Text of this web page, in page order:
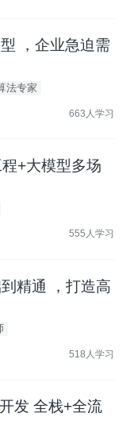
，企业急迫需
法专家
663人学习
+大模型多场
555人学习
精通 ，打造高
518人学习
发 全栈+全流